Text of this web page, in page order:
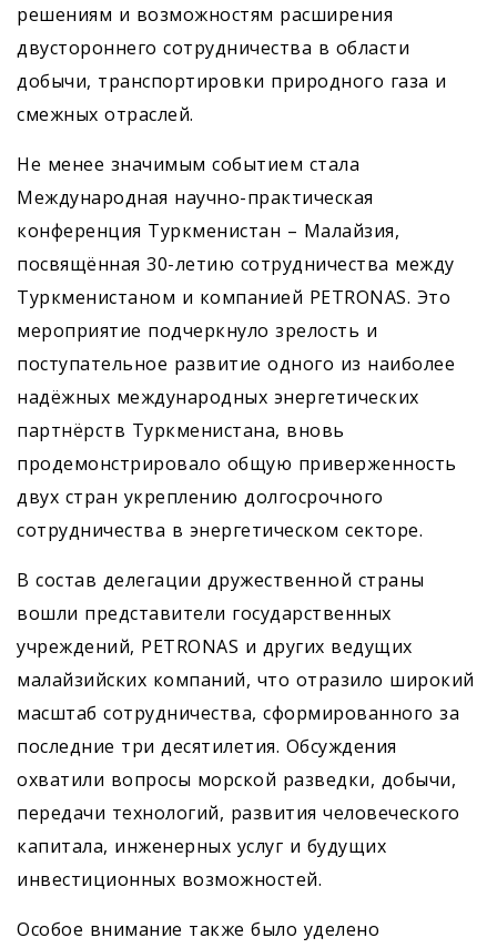
решениям и возможностям расширения
двустороннего сотрудничества в области
добычи, транспортировки природного газа и
смежных отраслей.
Не менее значимым событием стала
Международная научно-практическая
конференция Туркменистан – Малайзия,
посвящённая 30-летию сотрудничества между
Туркменистаном и компанией PETRONAS. Это
мероприятие подчеркнуло зрелость и
поступательное развитие одного из наиболее
надёжных международных энергетических
партнёрств Туркменистана, вновь
продемонстрировало общую приверженность
двух стран укреплению долгосрочного
сотрудничества в энергетическом секторе.
В состав делегации дружественной страны
вошли представители государственных
учреждений, PETRONAS и других ведущих
малайзийских компаний, что отразило широкий
масштаб сотрудничества, сформированного за
последние три десятилетия. Обсуждения
охватили вопросы морской разведки, добычи,
передачи технологий, развития человеческого
капитала, инженерных услуг и будущих
инвестиционных возможностей.
Особое внимание также было уделено